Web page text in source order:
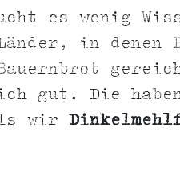
es wenig
in denen
gut. Die
wir